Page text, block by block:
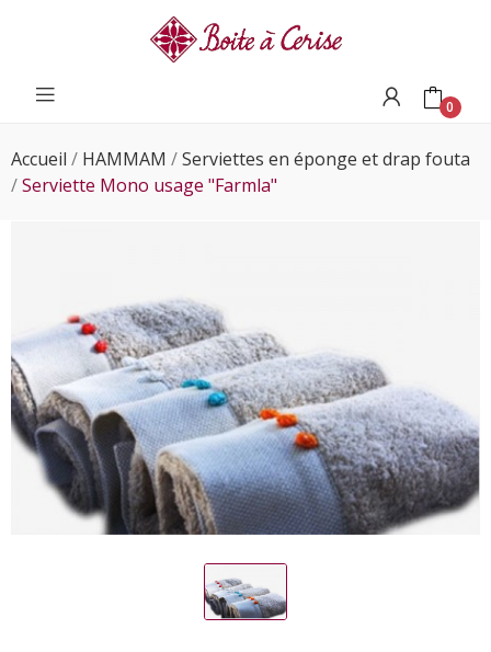
0
Accueil HAMMAM
Serviettes en éponge et drap fouta
Serviette Mono usage "Farmla"